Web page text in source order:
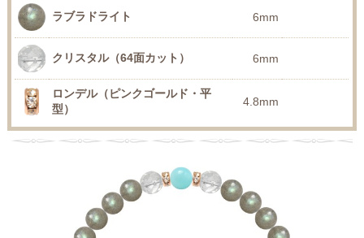
ラブラドライト 6mm
クリスタル（64面カット） 6mm
ロンデル（ピンクゴールド・平
型）
4.8mm